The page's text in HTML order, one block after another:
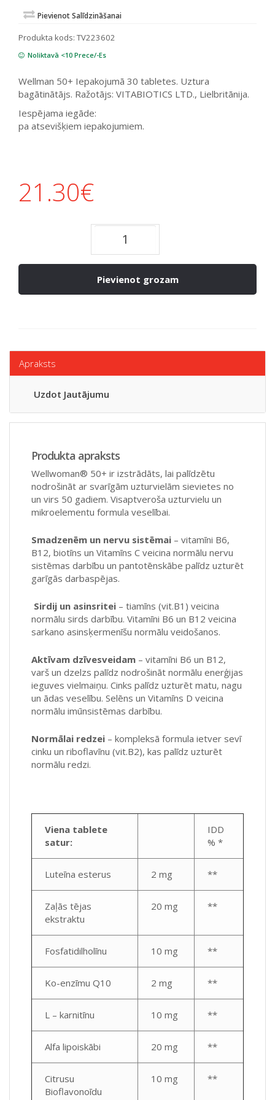
Pievienot Salīdzināšanai
Produkta kods: TV223602
Noliktavā <10 Prece/-Es
Wellman 50+ Iepakojumā 30 tabletes. Uztura
bagātinātājs. Ražotājs: VITABIOTICS LTD., Lielbritānija.
Iespējama iegāde:
pa atsevišķiem iepakojumiem.
21.30€
Pievienot grozam
Apraksts
Uzdot Jautājumu
Produkta apraksts
Wellwoman® 50+ ir izstrādāts, lai palīdzētu
nodrošināt ar svarīgām uzturvielām sievietes no
un virs 50 gadiem. Visaptveroša uzturvielu un
mikroelementu formula veselībai.
Smadzenēm un nervu sistēmai – vitamīni B6,
B12, biotīns un Vitamīns C veicina normālu nervu
sistēmas darbību un pantotēnskābe palīdz uzturēt
garīgās darbaspējas.
Sirdij un asinsritei – tiamīns (vit.B1) veicina
normālu sirds darbību. Vitamīni B6 un B12 veicina
sarkano asinsķermenīšu normālu veidošanos.
Aktīvam dzīvesveidam – vitamīni B6 un B12,
varš un dzelzs palīdz nodrošināt normālu enerģijas
ieguves vielmaiņu. Cinks palīdz uzturēt matu, nagu
un ādas veselību. Selēns un Vitamīns D veicina
normālu imūnsistēmas darbību.
Normālai redzei – kompleksā formula ietver sevī
cinku un riboflavīnu (vit.B2), kas palīdz uzturēt
normālu redzi.
Viena tablete
satur:
IDD
% *
Luteīna esterus 2 mg **
Zaļās tējas
ekstraktu
20 mg **
Fosfatidilholīnu 10 mg **
Ko-enzīmu Q10 2 mg **
L – karnitīnu 10 mg **
Alfa lipoiskābi 20 mg **
Citrusu
Bioflavonoīdu
10 mg **